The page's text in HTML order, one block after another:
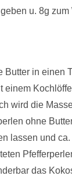
u. 8g
in einen
einem
wird die
ohne
lassen und
das